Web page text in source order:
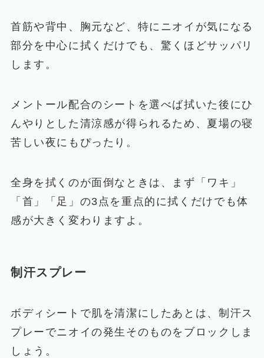
首筋や背中、胸元など、特にニオイが気になる
部分を中心に拭くだけでも、驚くほどサッパリ
します。
メントール配合のシートを選べば拭いた後にひ
んやりとした清涼感が得られるため、夏場の寝
苦しい夜にもぴったり。
全身を拭くのが面倒なときは、まず「ワキ」
「首」「足」の3点を重点的に拭くだけでも体
感が大きく変わりますよ。
制汗スプレー
ボディシートで肌を清潔にしたあとは、制汗ス
プレーでニオイの発生そのものをブロックしま
しょう。